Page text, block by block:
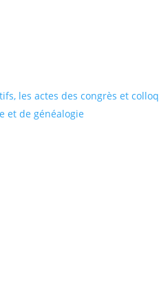
les actes des congrès et
et de généalogie